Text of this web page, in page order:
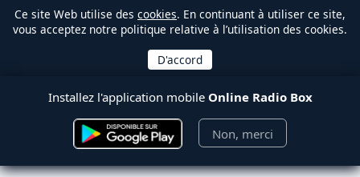
Ce site Web utilise des cookies. En continuant à utiliser ce site,
vous acceptez notre politique relative à l’utilisation des cookies.
Installez l'application mobile Online Radio Box
Non, merci